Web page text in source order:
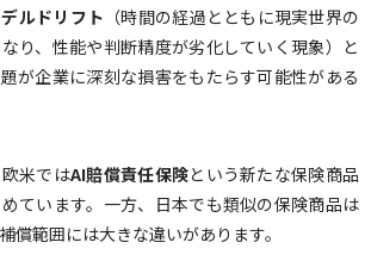
ルドリフト （時間の経過とともに現実世界の
り、性能や判断精度が劣化していく現象）と
が企業に深刻な損害をもたらす可能性がある
米ではAI賠償責任保険という新たな保険商品
ています。一方、日本でも類似の保険商品は
償範囲には大きな違いがあります。